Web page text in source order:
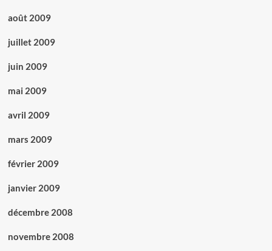
août 2009
juillet 2009
juin 2009
mai 2009
avril 2009
mars 2009
février 2009
janvier 2009
décembre 2008
novembre 2008